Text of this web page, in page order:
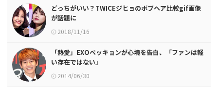
どっちがいい？TWICEジヒョのボブヘア比較gif画像
が話題に
2018/11/16
「熱愛」EXOベッキョンが心境を告白、「ファンは軽
い存在ではない」
2014/06/30